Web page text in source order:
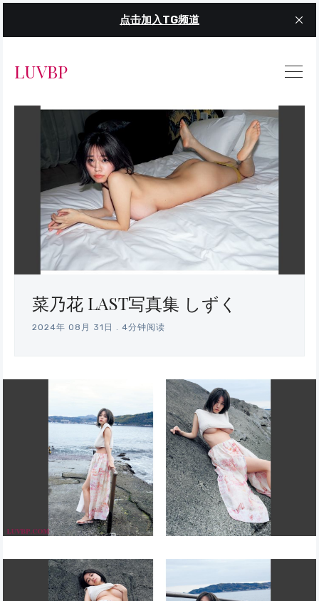
点击加入TG频道
LUVBP
菜乃花 LAST写真集 しずく
2024年 08月 31日 4分钟阅读